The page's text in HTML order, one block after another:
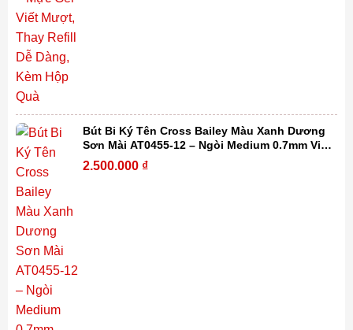
Bút Bi Ký Tên Cross Bailey Màu Xanh Dương
Sơn Mài AT0455-12 – Ngòi Medium 0.7mm Viết
Mượt, Thay Refill Dễ Dàng Kèm Hộp Quà
2.500.000 ₫